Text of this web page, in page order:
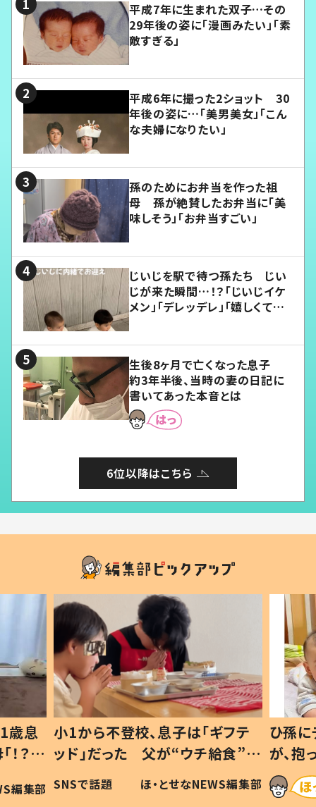
平成7年に生まれた双子…その
29年後の姿に「漫画みたい」「素
敵すぎる」
平成6年に撮った2ショット 30
年後の姿に…「美男美女」「こん
な夫婦になりたい」
孫のためにお弁当を作った祖
母 孫が絶賛したお弁当に「美
味しそう」「お弁当すごい」
じいじを駅で待つ孫たち じい
じが来た瞬間…！？「じいじイケ
メン」「デレッデレ」「嬉しくて可
生後8ヶ月で亡くなった息子
約3年半後、当時の妻の日記に
書いてあった本音とは
6位以降はこちら
歳息
？」
編集部
小1から不登校、息子は「ギフテ
ッド」だった 父が“ウチ給食”を
作り続ける理由とは #令和の親
#令和の子
SNSで話題 ほ・とせなNEWS編集部
ひ孫
が、
「涙が
い」